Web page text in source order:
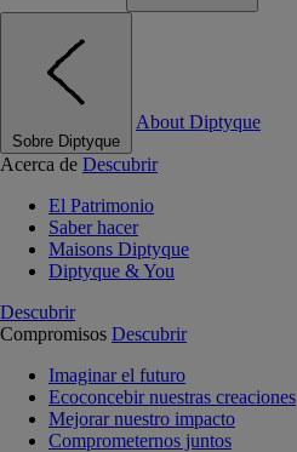
Sobre Diptyque
About Diptyque
Acerca de Descubrir
El Patrimonio
Saber hacer
Maisons Diptyque
Diptyque & You
Descubrir
Compromisos Descubrir
Imaginar el futuro
Ecoconcebir nuestras creaciones
Mejorar nuestro impacto
Comprometernos juntos